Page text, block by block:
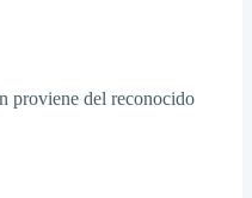
proviene del reconocido